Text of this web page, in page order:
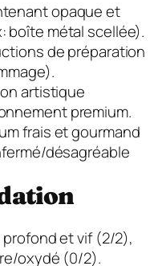
opaque et
boîte métal scellée).
de préparation
artistique
premium.
frais et gourmand
désagréable
profond et vif (2/2),
oxydé (0/2).